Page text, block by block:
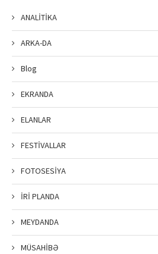
ANALİTİKA
ARKA-DA
Blog
EKRANDA
ELANLAR
FESTİVALLAR
FOTOSESİYA
İRİ PLANDA
MEYDANDA
MÜSAHİBƏ